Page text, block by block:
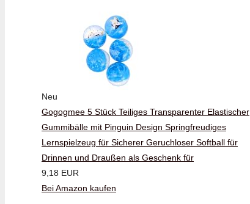
Neu
Gogogmee 5 Stück Teiliges Transparenter Elastischer
Gummibälle mit Pinguin Design Springfreudiges
Lernspielzeug für Sicherer Geruchloser Softball für
Drinnen und Draußen als Geschenk für
9,18 EUR
Bei Amazon kaufen